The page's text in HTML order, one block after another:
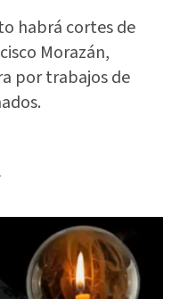
habrá cortes de
Morazán,
por trabajos de